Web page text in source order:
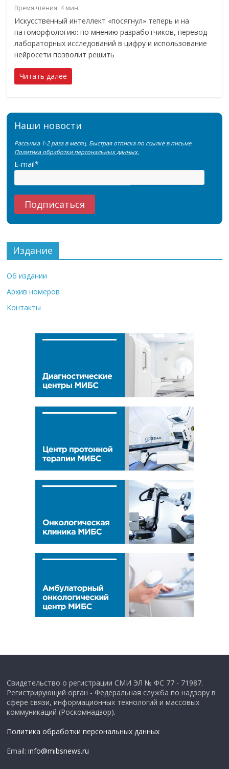
Время чтения: 4 мин.
Искусственный интеллект «посягнул» теперь и на
патоморфологию: по мнению разработчиков, перевод
лабораторных исследований в цифру и использование
нейросети позволит решить
Читать далее
Наши новости
Рассылка 1-2 раза в месяц. Быстрая отписка по ссылке в письме.
Политика обработки персональных данных.
E-mail*
Издание
Об издании
Архив номеров
Контакты
Свидетельство о регистрации СМИ ЭЛ № ФС 77 - 71987.
Регистрирующий орган - Федеральная служба по надзору в
сфере связи, информационных технологий и массовых
коммуникаций (Роскомнадзор).
Политика обработки персональных данных
Email:info@mibsnews.ru